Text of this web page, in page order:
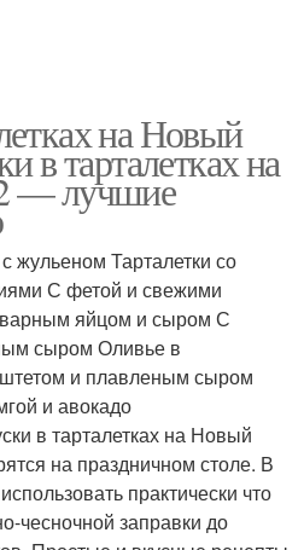
на Новый
в тарталетках на
— лучшие
жульеном Тарталетки со
С фетой и свежими
яйцом и сыром С
сыром Оливье в
и плавленым сыром
и авокадо
в тарталетках на Новый
на праздничном столе. В
практически что
чесночной заправки до